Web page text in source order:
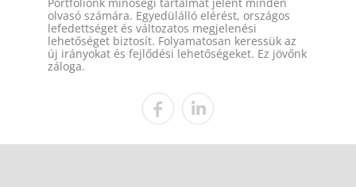
olvasó számára. Egyedülálló elérést, országos
lefedettséget és változatos megjelenési
lehetőséget biztosít. Folyamatosan keressük az
új irányokat és fejlődési lehetőségeket. Ez jövőnk
záloga.